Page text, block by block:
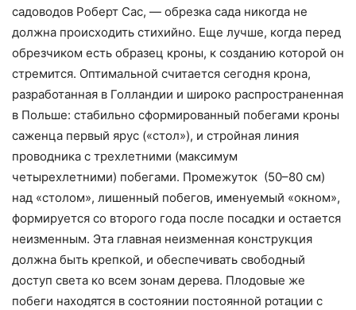
садоводов Роберт Сас, — обрезка сада никогда не
должна происходить стихийно. Еще лучше, когда перед
обрезчиком есть образец кроны, к созданию которой он
стремится. Оптимальной считается сегодня крона,
разработанная в Голландии и широко распространенная
в Польше: стабильно сформированный побегами кроны
саженца первый ярус («стол»), и стройная линия
проводника с трехлетними (максимум
четырехлетними) побегами. Промежуток (50–80 см)
над «столом», лишенный побегов, именуемый «окном»,
формируется со второго года после посадки и остается
неизменным. Эта главная неизменная конструкция
должна быть крепкой, и обеспечивать свободный
доступ света ко всем зонам дерева. Плодовые же
побеги находятся в состоянии постоянной ротации с